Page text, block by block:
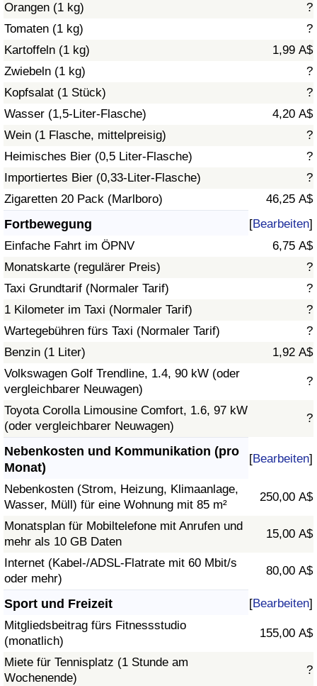
Orangen (1 kg)
?
Tomaten (1 kg)
?
Kartoffeln (1 kg)
1,99 A$
Zwiebeln (1 kg)
?
Kopfsalat (1 Stück)
?
Wasser (1,5-Liter-Flasche)
4,20 A$
Wein (1 Flasche, mittelpreisig)
?
Heimisches Bier (0,5 Liter-Flasche)
?
Importiertes Bier (0,33-Liter-Flasche)
?
Zigaretten 20 Pack (Marlboro)
46,25 A$
Fortbewegung [Bearbeiten]
Einfache Fahrt im ÖPNV
6,75 A$
Monatskarte (regulärer Preis)
?
Taxi Grundtarif (Normaler Tarif)
?
1 Kilometer im Taxi (Normaler Tarif)
?
Wartegebühren fürs Taxi (Normaler Tarif)
?
Benzin (1 Liter)
1,92 A$
Volkswagen Golf Trendline, 1.4, 90 kW (oder
vergleichbarer Neuwagen)
?
Toyota Corolla Limousine Comfort, 1.6, 97 kW
(oder vergleichbarer Neuwagen)
?
Nebenkosten und Kommunikation (pro
Monat)
[Bearbeiten]
Nebenkosten (Strom, Heizung, Klimaanlage,
Wasser, Müll) für eine Wohnung mit 85 m²
250,00 A$
Monatsplan für Mobiltelefone mit Anrufen und
mehr als 10 GB Daten
15,00 A$
Internet (Kabel-/ADSL-Flatrate mit 60 Mbit/s
oder mehr)
80,00 A$
Sport und Freizeit [Bearbeiten]
Mitgliedsbeitrag fürs Fitnessstudio
(monatlich)
155,00 A$
Miete für Tennisplatz (1 Stunde am
Wochenende)
?
Verschmutzungsindex
Umweltverschmutzungs-Index nach Land
Verkehr
Verkehrs-Index
Verkehrs-Index (aktuell)
Verkehrs-Index nach Land